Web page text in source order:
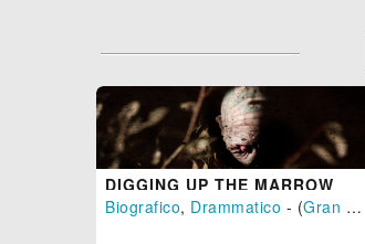
DIGGING UP THE MARROW
Biografico, Drammatico - (Gran Bretagna